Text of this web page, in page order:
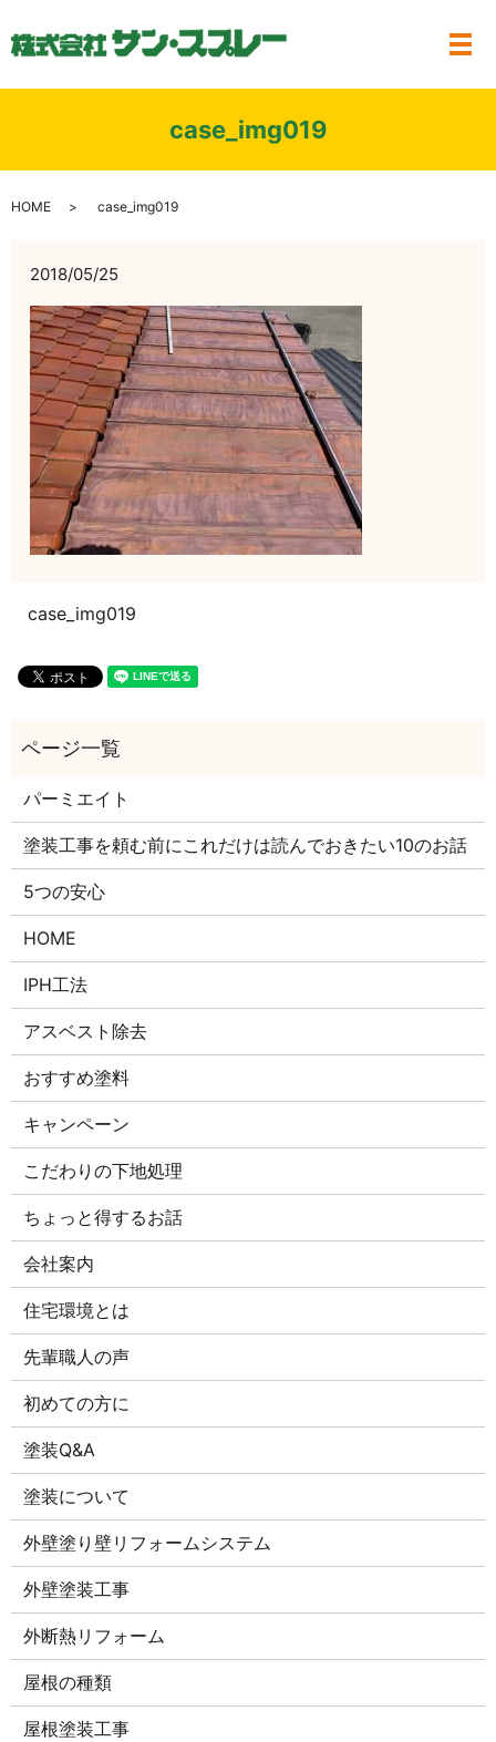
メ
case_img019
HOME case_img019
2018/05/25
case_img019
パーミエイト
塗装工事を頼む前にこれだけは読んでおきたい10のお話
5つの安心
HOME
IPH工法
アスベスト除去
おすすめ塗料
キャンペーン
こだわりの下地処理
ちょっと得するお話
会社案内
住宅環境とは
先輩職人の声
初めての方に
塗装Q&A
塗装について
外壁塗り壁リフォームシステム
外壁塗装工事
外断熱リフォーム
屋根の種類
屋根塗装工事